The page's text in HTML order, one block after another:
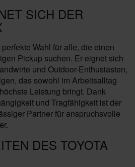
SICH DER
Wahl für alle, die einen
Pickup suchen. Er eignet sich
und Outdoor-Enthusiasten,
das sowohl im Arbeitsalltag
Leistung bringt. Dank
und Tragfähigkeit ist der
Partner für anspruchsvolle
DES TOYOTA